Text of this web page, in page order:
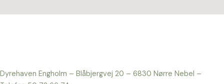
Dyrehaven Engholm – Blåbjergvej 20 – 6830 Nørre Nebel –